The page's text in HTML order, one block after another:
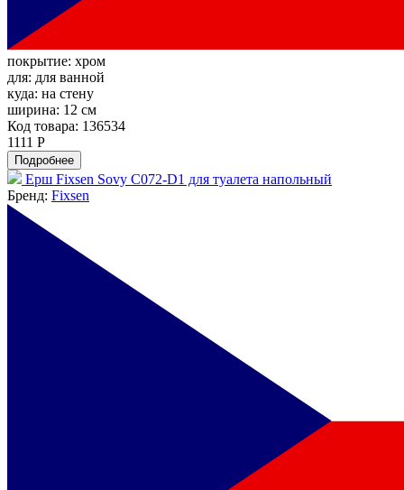
покрытие: хром
для: для ванной
куда: на стену
ширина: 12 см
Код товара: 136534
1111 Р
Подробнее
Ерш Fixsen Sovy C072-D1 для туалета напольный
Бренд: Fixsen